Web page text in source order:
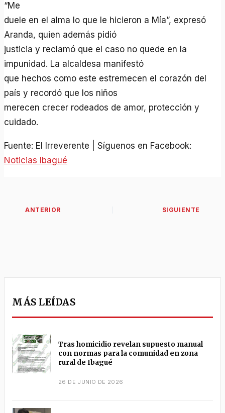
“Me
duele en el alma lo que le hicieron a Mía”, expresó
Aranda, quien además pidió
justicia y reclamó que el caso no quede en la
impunidad. La alcaldesa manifestó
que hechos como este estremecen el corazón del
país y recordó que los niños
merecen crecer rodeados de amor, protección y
cuidado.
Fuente: El Irreverente | Síguenos en Facebook:
Noticias Ibagué
MÁS LEÍDAS
Tras homicidio revelan supuesto manual
con normas para la comunidad en zona
rural de Ibagué
26 DE JUNIO DE 2026